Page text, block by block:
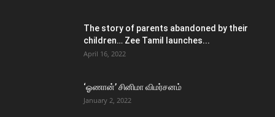
The story of parents abandoned by their
children… Zee Tamil launches...
April 16, 2022
‘ஓணான்’ சினிமா விமர்சனம்
January 2, 2022